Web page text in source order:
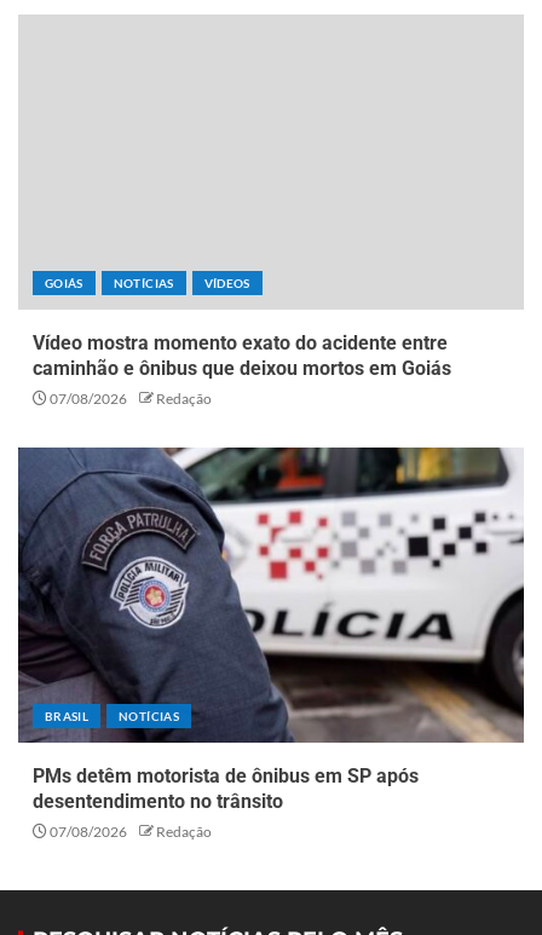
GOIÁS NOTÍCIAS VÍDEOS
Vídeo mostra momento exato do acidente entre
caminhão e ônibus que deixou mortos em Goiás
07/08/2026 Redação
BRASIL NOTÍCIAS
PMs detêm motorista de ônibus em SP após
desentendimento no trânsito
07/08/2026 Redação